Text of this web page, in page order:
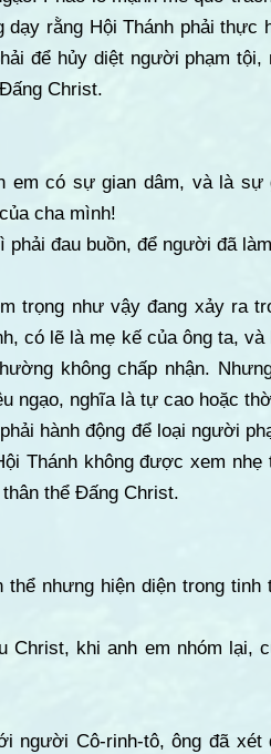
dạy rằng Hội Thánh phải
để hủy diệt người phạm
Christ.
có sự gian dâm, và là sự
cha mình!
phải đau buồn, để người đã
trọng như vậy đang xảy ra
có lẽ là mẹ kế của ông ta, và
không chấp nhận.
ngạo, nghĩa là tự cao hoặc
hành động để loại người
Thánh không được xem
thể Đấng Christ.
nhưng hiện diện trong
Christ, khi anh em nhóm lại,
người Cô-rinh-tô, ông đã